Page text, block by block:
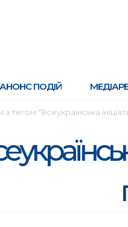
АНОНС ПОДІЙ
з тегом "Всеукраїнська